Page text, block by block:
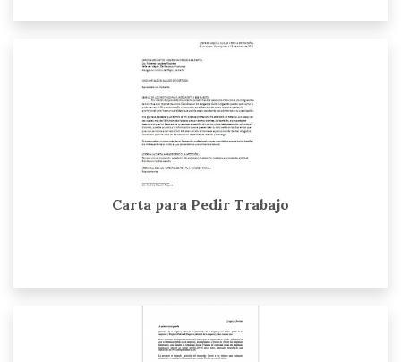
Carta para Pedir Trabajo